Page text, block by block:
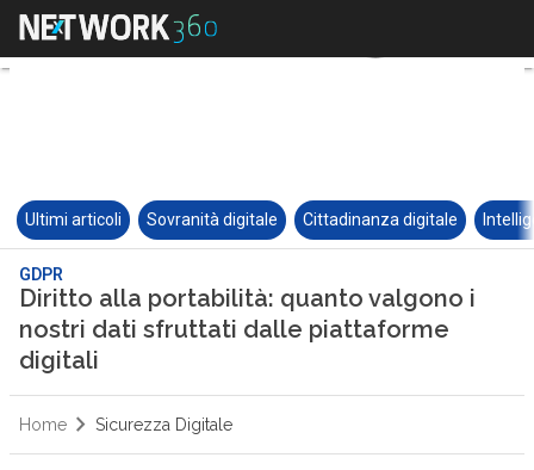
Ultimi articoli Sovranità digitale Cittadinanza digitale
GDPR
Diritto alla portabilità: quanto valgono i
nostri dati sfruttati dalle piattaforme
digitali
Home Sicurezza Digitale